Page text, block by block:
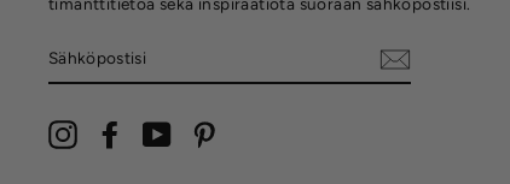
InstagramFacebookYouTube